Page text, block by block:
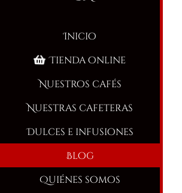
Inicio
Tienda online
Nuestros cafés
Nuestras cafeteras
Dulces e infusiones
Blog
Quiénes somos